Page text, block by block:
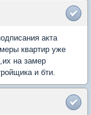
акта
квартир уже
на замер
и бти.